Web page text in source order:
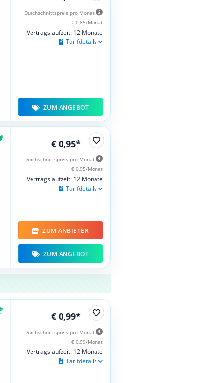
Durchschnittspreis pro Monat
€ 0,85/Monat
Vertragslaufzeit: 12 Monate
Tarifdetails
ZUM ANGEBOT
€ 0,95*
Durchschnittspreis pro Monat
€ 0,95/Monat
Vertragslaufzeit: 12 Monate
Tarifdetails
ZUM ANBIETER
ZUM ANGEBOT
€ 0,99*
Durchschnittspreis pro Monat
€ 0,99/Monat
Vertragslaufzeit: 12 Monate
Tarifdetails